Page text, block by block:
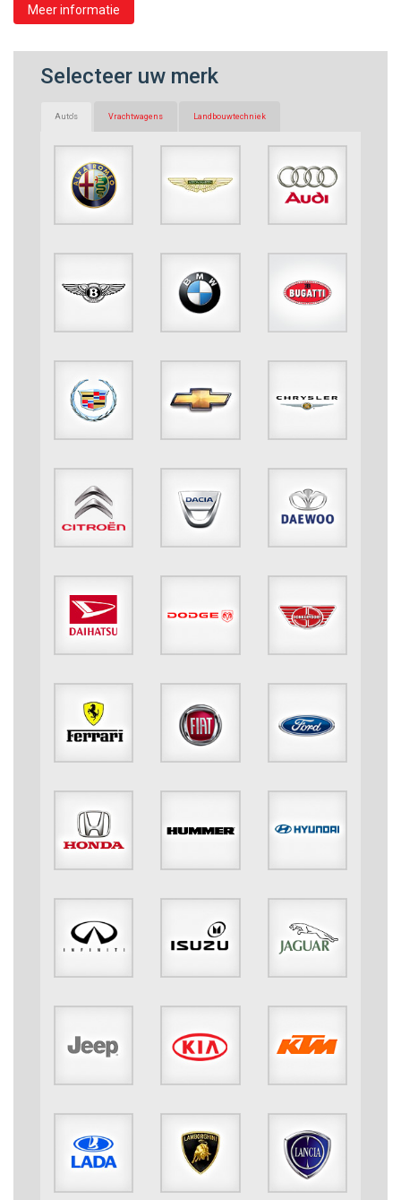
Meer informatie
Selecteer uw merk
Auto's Vrachtwagens Landbouwtechniek